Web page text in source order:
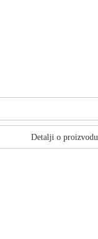
Detalji o proizvodu